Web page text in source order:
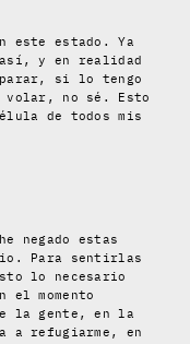
este estado. Ya
así, y en realidad
si lo tengo
no sé. Esto
de todos mis
negado estas
Para sentirlas
lo necesario
el momento
la gente, en la
a refugiarme, en